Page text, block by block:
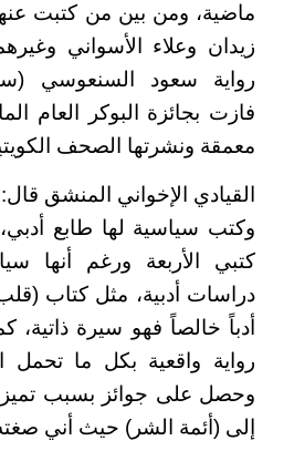
ماضية، ومن بين من كتبت
زيدان وعلاء الأسواني
رواية سعود السنعوسي
فازت بجائزة البوكر العام
معمقة ونشرتها الصحف
القيادي الإخواني المنشق قال:
وكتب سياسية لها طابع
كتبي الأربعة ورغم أنها
دراسات أدبية، مثل كتاب (قلب
أدباً خالصاً فهو سيرة ذاتية،
رواية واقعية بكل ما تحمل
وحصل على جوائز بسبب تميزه
إلى (أئمة الشر) حيث أني صغته